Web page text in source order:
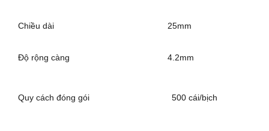
Chiều dài 25mm
Độ rộng càng 4.2mm
Quy cách đóng gói 500 cái/bịch